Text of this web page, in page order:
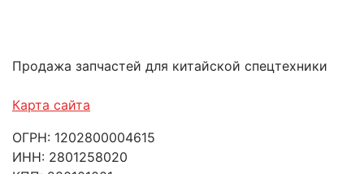
Продажа запчастей для китайской спецтехники
Карта сайта
ОГРН: 1202800004615
ИНН: 2801258020